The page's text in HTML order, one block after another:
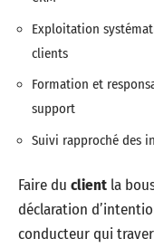
Exploitation
clients
Formation et
support
Suivi rapproché des
Faire du client la
déclaration
conducteur qui